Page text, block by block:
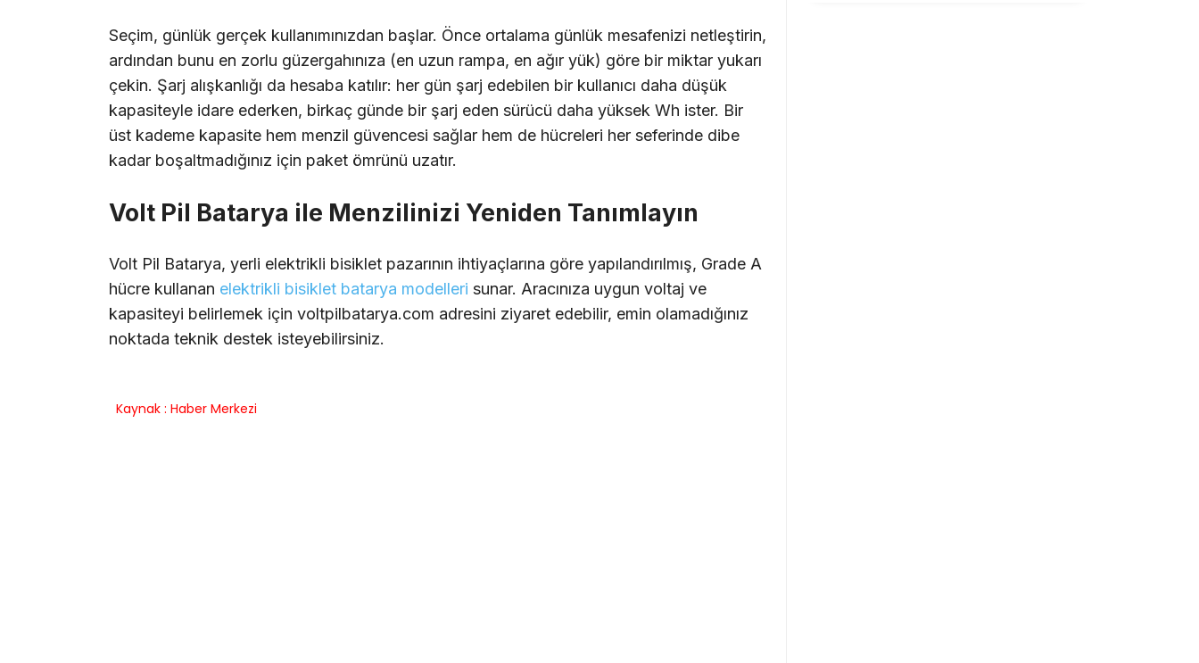
Seçim, günlük gerçek kullanımınızdan başlar. Önce ortalama günlük mesafenizi netleştirin,
ardından bunu en zorlu güzergahınıza (en uzun rampa, en ağır yük) göre bir miktar yukarı
çekin. Şarj alışkanlığı da hesaba katılır: her gün şarj edebilen bir kullanıcı daha düşük
kapasiteyle idare ederken, birkaç günde bir şarj eden sürücü daha yüksek Wh ister. Bir
üst kademe kapasite hem menzil güvencesi sağlar hem de hücreleri her seferinde dibe
kadar boşaltmadığınız için paket ömrünü uzatır.
Volt Pil Batarya ile Menzilinizi Yeniden Tanımlayın
Volt Pil Batarya, yerli elektrikli bisiklet pazarının ihtiyaçlarına göre yapılandırılmış, Grade A
hücre kullanan elektrikli bisiklet batarya modelleri sunar. Aracınıza uygun voltaj ve
kapasiteyi belirlemek için voltpilbatarya.com adresini ziyaret edebilir, emin olamadığınız
noktada teknik destek isteyebilirsiniz.
Kaynak : Haber Merkezi